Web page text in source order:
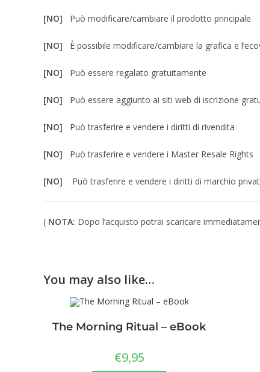
[NO] Può modificare/cambiare il prodotto principale
[NO] È possibile modificare/cambiare la grafica e
[NO] Può essere regalato gratuitamente
[NO] Può essere aggiunto ai siti web di iscrizione
[NO] Può trasferire e vendere i diritti di rivendita
[NO] Può trasferire e vendere i Master Resale Rights
[NO] Può trasferire e vendere i diritti di marchio
( NOTA: Dopo l’acquisto potrai scaricare
You may also like…
The Morning Ritual – eBook
€9,95